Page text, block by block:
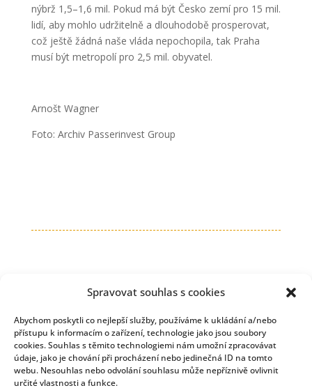
Spravovat souhlas s cookies
Abychom poskytli co nejlepší služby, používáme k ukládání a/nebo
přístupu k informacím o zařízení, technologie jako jsou soubory
cookies. Souhlas s těmito technologiemi nám umožní zpracovávat
údaje, jako je chování při procházení nebo jedinečná ID na tomto
webu. Nesouhlas nebo odvolání souhlasu může nepříznivě ovlivnit
určité vlastnosti a funkce.
nýbrž 1,5–1,6 mil. Pokud má být Česko zemí pro 15 mil.
lidí, aby mohlo udržitelně a dlouhodobě prosperovat,
což ještě žádná naše vláda nepochopila, tak Praha
musí být metropolí pro 2,5 mil. obyvatel.
Arnošt Wagner
Foto: Archiv Passerinvest Group